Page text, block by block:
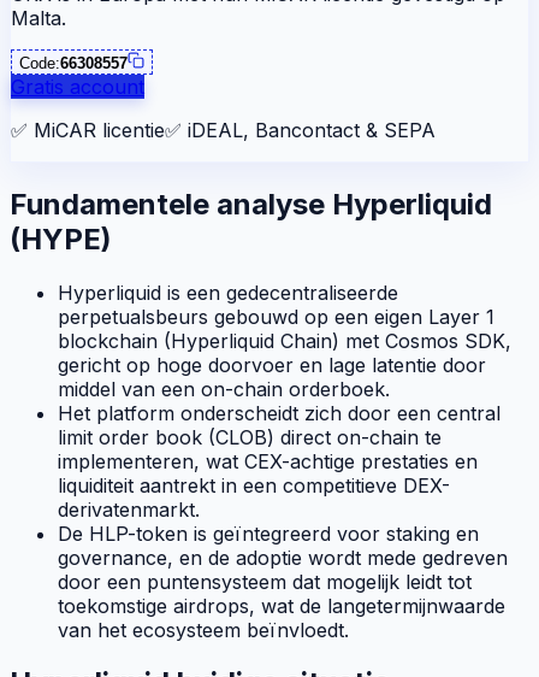
Malta.
Code:66308557
Gratis account
✅ MiCAR licentie✅ iDEAL, Bancontact & SEPA
Fundamentele analyse Hyperliquid
(HYPE)
Hyperliquid is een gedecentraliseerde
perpetualsbeurs gebouwd op een eigen Layer 1
blockchain (Hyperliquid Chain) met Cosmos SDK,
gericht op hoge doorvoer en lage latentie door
middel van een on-chain orderboek.
Het platform onderscheidt zich door een central
limit order book (CLOB) direct on-chain te
implementeren, wat CEX-achtige prestaties en
liquiditeit aantrekt in een competitieve DEX-
derivatenmarkt.
De HLP-token is geïntegreerd voor staking en
governance, en de adoptie wordt mede gedreven
door een puntensysteem dat mogelijk leidt tot
toekomstige airdrops, wat de langetermijnwaarde
van het ecosysteem beïnvloedt.